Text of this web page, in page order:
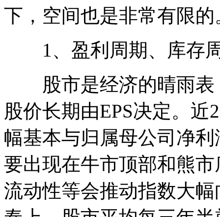
下，空间也是非常有限的
1、盈利周期、库存
股市是经济的晴雨表
股价长期由EPS决定。
幅基本与归属母公司净
要出现在牛市顶部和熊
流动性等会推动指数大